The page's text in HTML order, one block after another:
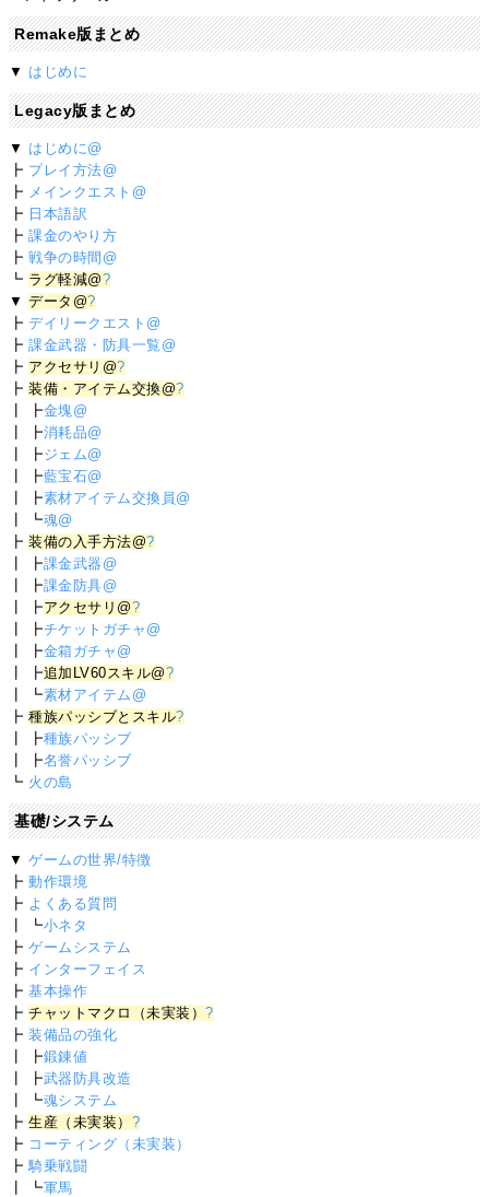
Remake版まとめ
▼ はじめに
Legacy版まとめ
▼ はじめに@
┣ プレイ方法@
┣ メインクエスト@
┣ 日本語訳
┣課金のやり方
┣戦争の時間@
┗ ラグ軽減@?
▼データ@?
┣デイリークエスト@
┣課金武器・防具一覧@
┣ アクセサリ@?
┣装備・アイテム交換@?
┃ ┣金塊@
┃ ┣消耗品@
┃ ┣ジェム@
┃ ┣藍宝石@
┃ ┣素材アイテム交換員@
┃ ┗魂@
┣装備の入手方法@?
┃ ┣課金武器@
┃ ┣課金防具@
┃ ┣アクセサリ@?
┃ ┣チケットガチャ@
┃ ┣金箱ガチャ@
┃ ┣追加LV60スキル@?
┃ ┗素材アイテム@
┣種族パッシブとスキル?
┃ ┣種族パッシブ
┃ ┣名誉パッシブ
┗ 火の島
基礎/システム
▼ゲームの世界/特徴
┣動作環境
┣ よくある質問
┃ ┗小ネタ
┣ゲームシステム
┣ インターフェイス
┣基本操作
┣チャットマクロ（未実装）?
┣装備品の強化
┃ ┣鍛錬値
┃ ┣武器防具改造
┃ ┗魂システム
┣生産（未実装） ?
┣ コーティング（未実装）
┣騎乗戦闘
┃ ┗軍馬